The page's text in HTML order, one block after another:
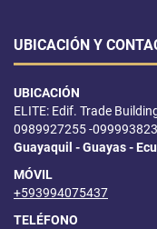
UBICACIÓN Y
UBICACIÓN
ELITE: Edif. Trade
0989927255 -
Guayaquil - Guayas -
MÓVIL
+593994075437
TELÉFONO